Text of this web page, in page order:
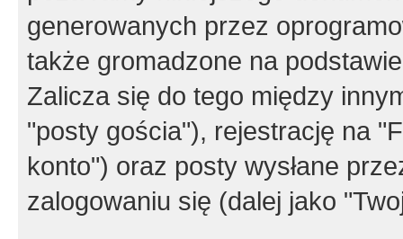
generowanych przez
także gromadzone na
Zalicza się do tego między
"posty gościa"), rejestrację na
konto") oraz posty wysłane
zalogowaniu się (dalej jako